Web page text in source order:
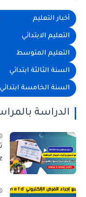
أخبار التعليم
التعليم الابتدائي
التعليم المتوسط
السنة الثالثة ابتدائي
السنة الخامسة ابتدائي
الدراسة